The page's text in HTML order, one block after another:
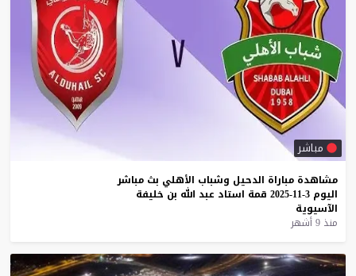
مباشر
مشاهدة مباراة الدحيل وشباب الأهلي بث مباشر
اليوم 3-11-2025 قمة استاد عبد الله بن خليفة
الآسيوية
منذ 9 أشهر